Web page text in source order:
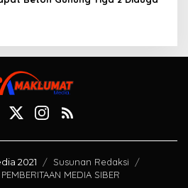
2021
Susunan Redaksi
PEMBERITAAN MEDIA SIBER